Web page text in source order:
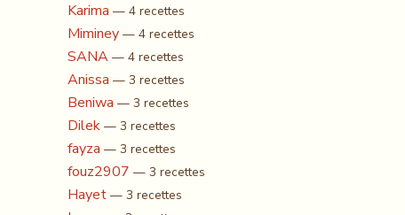
Karima — 4 recettes
Miminey — 4 recettes
SANA — 4 recettes
Anissa — 3 recettes
Beniwa — 3 recettes
Dilek — 3 recettes
fayza — 3 recettes
fouz2907 — 3 recettes
Hayet — 3 recettes